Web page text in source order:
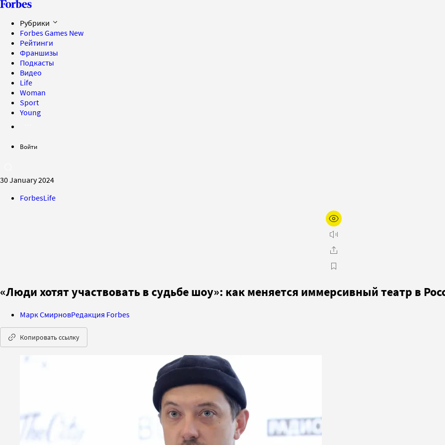
Рубрики
Forbes Games New
Рейтинги
Франшизы
Подкасты
Видео
Life
Woman
Sport
Young
Войти
30 January 2024
ForbesLife
«Люди хотят участвовать в судьбе шоу»: как меняется иммерсивный театр в
Марк СмирновРедакция Forbes
Копировать ссылку